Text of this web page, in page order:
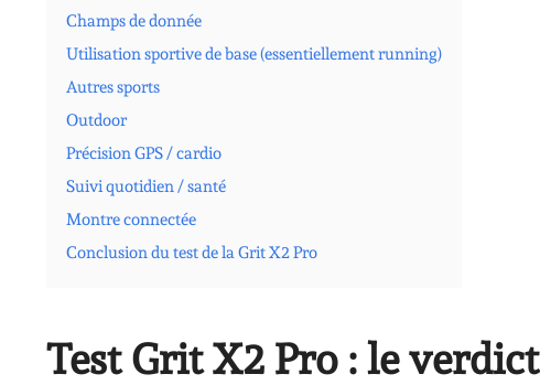
Champs de donnée
Utilisation sportive de base (essentiellement running)
Autres sports
Outdoor
Précision GPS / cardio
Suivi quotidien / santé
Montre connectée
Conclusion du test de la Grit X2 Pro
Test Grit X2 Pro : le verdict